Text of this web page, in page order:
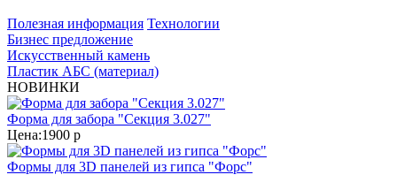
Полезная информация Технологии
Бизнес предложение
Искусственный камень
Пластик АБС (материал)
НОВИНКИ
Форма для забора "Секция 3.027"
Цена:1900 р
Формы для 3D панелей из гипса "Форс"